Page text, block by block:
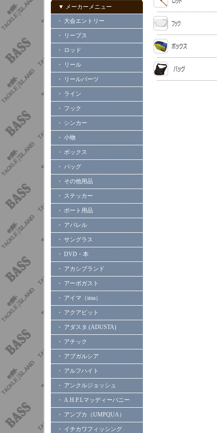
▼ メーカーメニュー
・ 大会エントリー
・ リープス
・ ロッド
・ リール
・ リールパーツ
・ ライン
・ フック
・ シンカー
・ 小物
・ ボックス
・ バッグ
・ その他用品
・ ステッカー
・ ボート用品
・ アパレル
・ サングラス
・ DVD・本
・ アカシブランド
・ アーボガスト
・ アイマ（ima）
・ アクアビット
・ アダスタ (ADUSTA)
・ アチック
・ アブガルシア
・ アルフハイト
・ アンクルジョッシュ
・ A.H.P.Lマッディーバニー
・ アンプカ（UMPQUA）
・ イチカワフィッシング